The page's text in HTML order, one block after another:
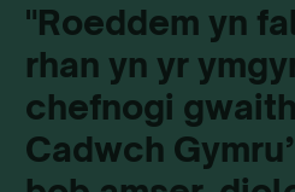
"Roeddem yn
rhan yn yr
chefnogi
Cadwch